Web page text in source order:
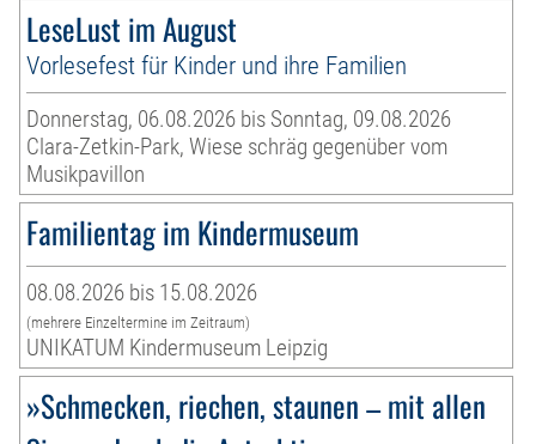
LeseLust im August
Vorlesefest für Kinder und ihre Familien
Donnerstag, 06.08.2026 bis Sonntag, 09.08.2026
Clara-Zetkin-Park, Wiese schräg gegenüber vom
Musikpavillon
Familientag im Kindermuseum
08.08.2026 bis 15.08.2026
(mehrere Einzeltermine im Zeitraum)
UNIKATUM Kindermuseum Leipzig
»Schmecken, riechen, staunen – mit allen